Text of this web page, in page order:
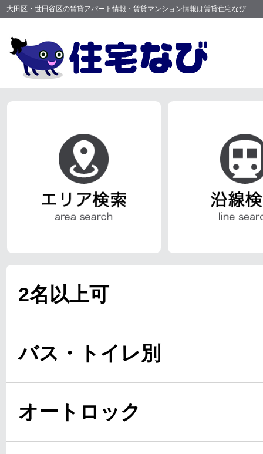
大田区・世田谷区の賃貸アパート情報・賃貸マンション情報は賃貸住宅なび
2名以上可
バス・トイレ別
オートロック